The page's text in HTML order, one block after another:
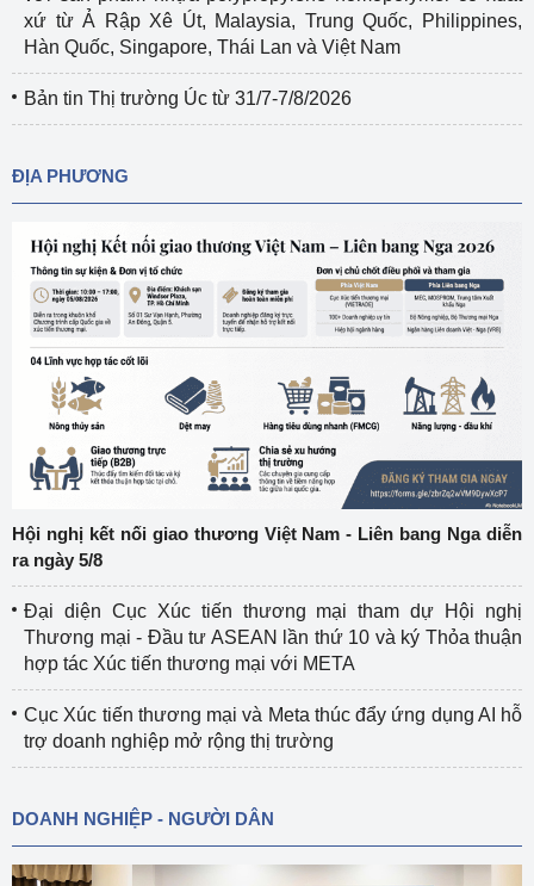
xứ từ Ả Rập Xê Út, Malaysia, Trung Quốc, Philippines,
Hàn Quốc, Singapore, Thái Lan và Việt Nam
Bản tin Thị trường Úc từ 31/7-7/8/2026
ĐỊA PHƯƠNG
Hội nghị kết nối giao thương Việt Nam - Liên bang Nga diễn
ra ngày 5/8
Đại diện Cục Xúc tiến thương mại tham dự Hội nghị
Thương mại - Đầu tư ASEAN lần thứ 10 và ký Thỏa thuận
hợp tác Xúc tiến thương mại với META
Cục Xúc tiến thương mại và Meta thúc đẩy ứng dụng AI hỗ
trợ doanh nghiệp mở rộng thị trường
DOANH NGHIỆP - NGƯỜI DÂN